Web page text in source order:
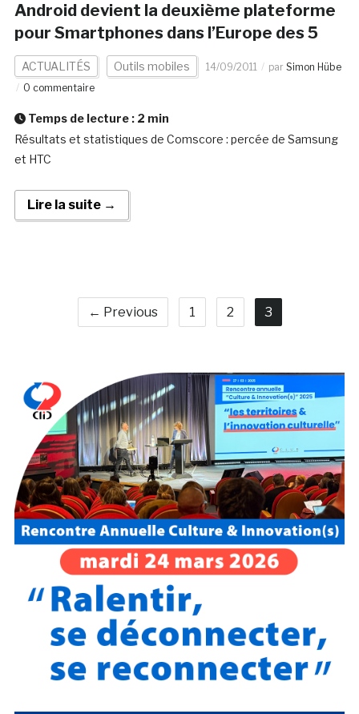
Android devient la deuxième plateforme
pour Smartphones dans l’Europe des 5
ACTUALITÉS Outils mobiles 14/09/2011 par Simon Hübe
0 commentaire
Temps de lecture : 2 min
Résultats et statistiques de Comscore : percée de Samsung
et HTC
Lire la suite →
← Previous 1 2 3